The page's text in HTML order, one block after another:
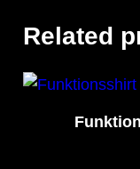
0
Schreibe die
Related